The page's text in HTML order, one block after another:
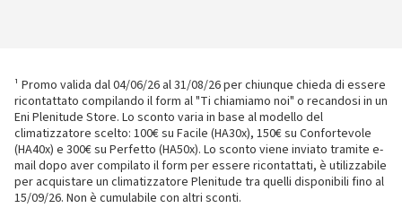
¹ Promo valida dal 04/06/26 al 31/08/26 per chiunque chieda di essere
ricontattato compilando il form al "Ti chiamiamo noi" o recandosi in un
Eni Plenitude Store. Lo sconto varia in base al modello del
climatizzatore scelto: 100€ su Facile (HA30x), 150€ su Confortevole
(HA40x) e 300€ su Perfetto (HA50x). Lo sconto viene inviato tramite e-
mail dopo aver compilato il form per essere ricontattati, è utilizzabile
per acquistare un climatizzatore Plenitude tra quelli disponibili fino al
15/09/26. Non è cumulabile con altri sconti.